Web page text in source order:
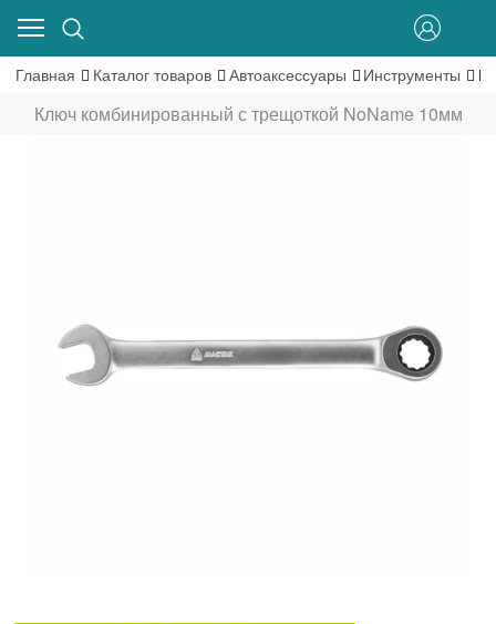
Главная Каталог товаров Автоаксессуары Инструменты
Ключ комбинированный с трещоткой NoName 10мм